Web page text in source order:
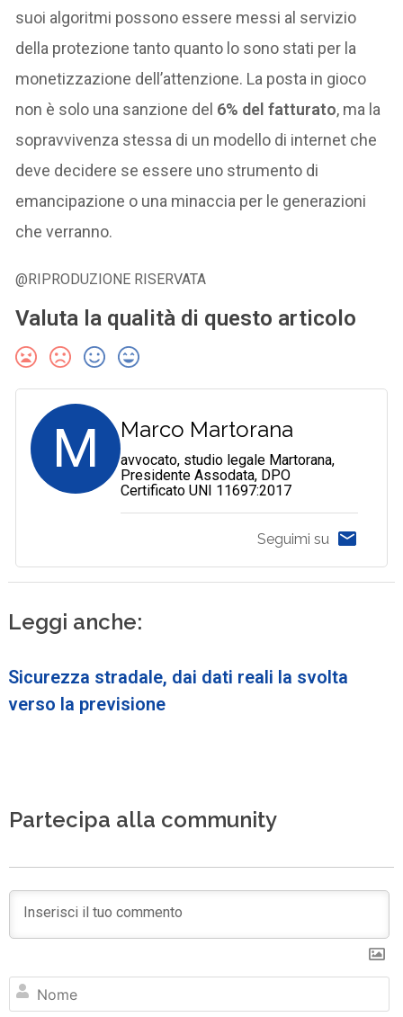
suoi algoritmi possono essere messi al servizio
della protezione tanto quanto lo sono stati per la
monetizzazione dell’attenzione. La posta in gioco
non è solo una sanzione del 6% del fatturato, ma la
sopravvivenza stessa di un modello di internet che
deve decidere se essere uno strumento di
emancipazione o una minaccia per le generazioni
che verranno.
@RIPRODUZIONE RISERVATA
Valuta la qualità di questo articolo
M Marco Martorana
avvocato, studio legale Martorana,
Presidente Assodata, DPO
Certificato UNI 11697:2017
Seguimi su
Leggi anche:
Sicurezza stradale, dai dati reali la svolta
verso la previsione
Partecipa alla community